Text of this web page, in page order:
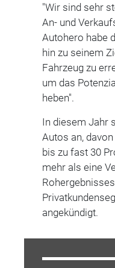
"Wir sind sehr
An- und
Autohero habe
hin zu seinem
Fahrzeug zu
um das
heben".
In diesem Jahr
Autos an,
bis zu fast 30
mehr als eine
angekündigt.